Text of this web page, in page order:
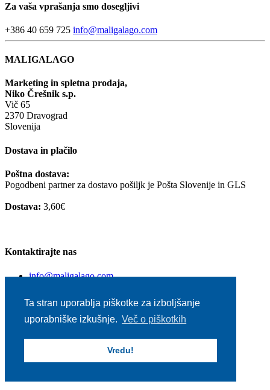
Ta stran uporablja piškotke za izboljšanje
uporabniške izkušnje. Več o piškotkih
Vredu!
Za vaša vprašanja smo dosegljivi
+386 40 659 725 info@maligalago.com
MALIGALAGO
Marketing in spletna prodaja,
Niko Črešnik s.p.
Vič 65
2370 Dravograd
Slovenija
Dostava in plačilo
Poštna dostava:
Pogodbeni partner za dostavo pošiljk je Pošta Slovenije in GLS
Dostava: 3,60€
Kontaktirajte nas
info@maligalago.com
Uporabne povezave